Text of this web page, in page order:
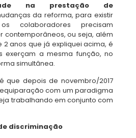
na prestação de
da reforma, para existir
colaboradores precisam
contemporâneos, ou seja, além
2 anos que já expliquei acima, é
exerçam a mesma função, no
simultânea.
que depois de novembro/2017
com um paradigma
trabalhando em conjunto com
discriminação